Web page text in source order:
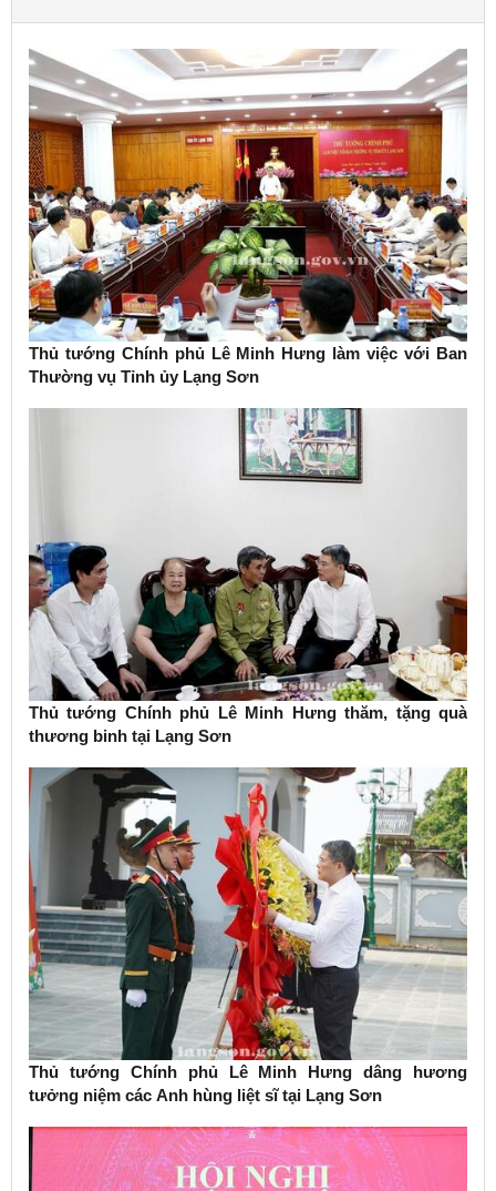
Thủ tướng Chính phủ Lê Minh Hưng làm việc với Ban
Thường vụ Tỉnh ủy Lạng Sơn
Thủ tướng Chính phủ Lê Minh Hưng thăm, tặng quà
thương binh tại Lạng Sơn
Thủ tướng Chính phủ Lê Minh Hưng dâng hương
tưởng niệm các Anh hùng liệt sĩ tại Lạng Sơn